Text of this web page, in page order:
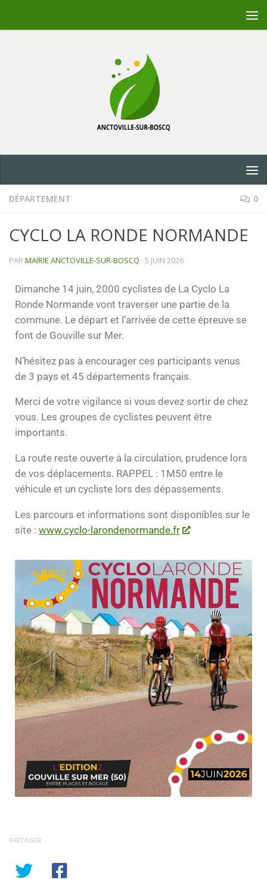
DÉPARTEMENT 0
CYCLO LA RONDE NORMANDE
PARMAIRIE ANCTOVILLE-SUR-BOSCQ · 5 JUIN 2026
Dimanche 14 juin, 2000 cyclistes de La Cyclo La
Ronde Normande vont traverser une partie de la
commune. Le départ et l’arrivée de cette épreuve se
font de Gouville sur Mer.
N’hésitez pas à encourager ces participants venus
de 3 pays et 45 départements français.
Merci de votre vigilance si vous devez sortir de chez
vous. Les groupes de cyclistes peuvent être
importants.
La route reste ouverte à la circulation, prudence lors
de vos déplacements. RAPPEL : 1M50 entre le
véhicule et un cycliste lors des dépassements.
Les parcours et informations sont disponibles sur le
site : www.cyclo-larondenormande.fr
PARTAGER